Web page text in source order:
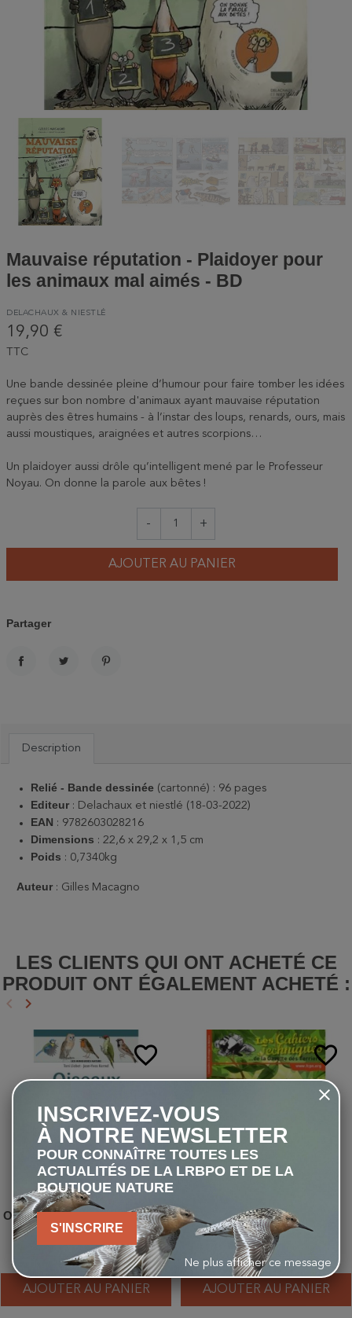
Mauvaise réputation - Plaidoyer pour
les animaux mal aimés - BD
DELACHAUX & NIESTLÉ
19,90 €
TTC
Une bande dessinée pleine d’humour pour faire tomber les idées
reçues sur bon nombre d'animaux ayant mauvaise réputation
auprès des êtres humains - à l’instar des loups, renards, ours, mais
aussi moustiques, araignées et autres scorpions…
Un plaidoyer aussi drôle qu’intelligent mené par le Professeur
Noyau. On donne la parole aux bêtes !
- +
AJOUTER AU PANIER
Partager
Description
Relié - Bande dessinée (cartonné) : 96 pages
Editeur : Delachaux et niestlé (18-03-2022)
EAN : 9782603028216
Dimensions : 22,6 x 29,2 x 1,5 cm
Poids : 0,7340kg
Auteur : Gilles Macagno
LES CLIENTS QUI ONT ACHETÉ CE
PRODUIT ONT ÉGALEMENT ACHETÉ :
Précédent
keyboard_arrow_left Suivant
keyboard_arrow_right
favorite_border
Oiseaux des jardins, des villes
et des campagnes - Les
miniguides nature
6,00 €
AJOUTER AU PANIER
favorite_border
Pas folles les guêpes !
10,00 €
AJOUTER AU PANIER
INSCRIVEZ-VOUS
À NOTRE NEWSLETTER
POUR CONNAÎTRE TOUTES LES
ACTUALITÉS DE LA LRBPO ET DE LA
BOUTIQUE NATURE
S'INSCRIRE
Ne plus afficher ce message